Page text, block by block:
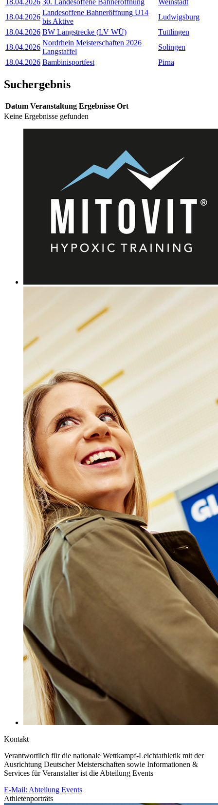
18.04.2026
Landesoffene Bahneröffnung U14
bis Aktive
Ludwigsburg
18.04.2026 BW Langstrecke (LV WÜ)
Tuttlingen
18.04.2026
Nordrhein Meisterschaften 2026
Langstaffel
Solingen
18.04.2026 Bambinisportfest Pirna
Suchergebnis
Datum Veranstaltung Ergebnisse Ort
Keine Ergebnisse gefunden
Kontakt
Verantwortlich für die nationale Wettkampf-Leichtathletik mit der
Ausrichtung Deutscher Meisterschaften sowie Informationen &
Services für Veranstalter ist die Abteilung Events
E-Mail: Abteilung Events
Athletenporträts